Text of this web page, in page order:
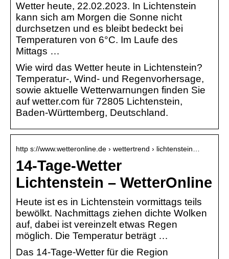
Wetter heute, 22.02.2023. In Lichtenstein
kann sich am Morgen die Sonne nicht
durchsetzen und es bleibt bedeckt bei
Temperaturen von 6°C. Im Laufe des
Mittags …
Wie wird das Wetter heute in Lichtenstein?
Temperatur-, Wind- und Regenvorhersage,
sowie aktuelle Wetterwarnungen finden Sie
auf wetter.com für 72805 Lichtenstein,
Baden-Württemberg, Deutschland.
http s://www.wetteronline.de › wettertrend › lichtenstein…
14-Tage-Wetter
Lichtenstein – WetterOnline
Heute ist es in Lichtenstein vormittags teils
bewölkt. Nachmittags ziehen dichte Wolken
auf, dabei ist vereinzelt etwas Regen
möglich. Die Temperatur beträgt …
Das 14-Tage-Wetter für die Region